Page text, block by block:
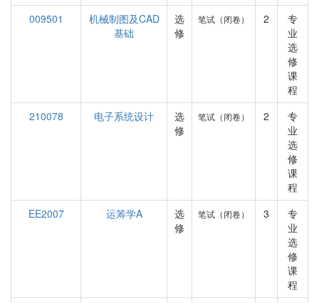
009501
机械制图及CAD
基础
选
修
笔试（闭卷） 2
专
业
选
修
课
程
210078
电子系统设计
选
修
笔试（闭卷） 2
专
业
选
修
课
程
EE2007
运筹学A
选
修
笔试（闭卷） 3
专
业
选
修
课
程